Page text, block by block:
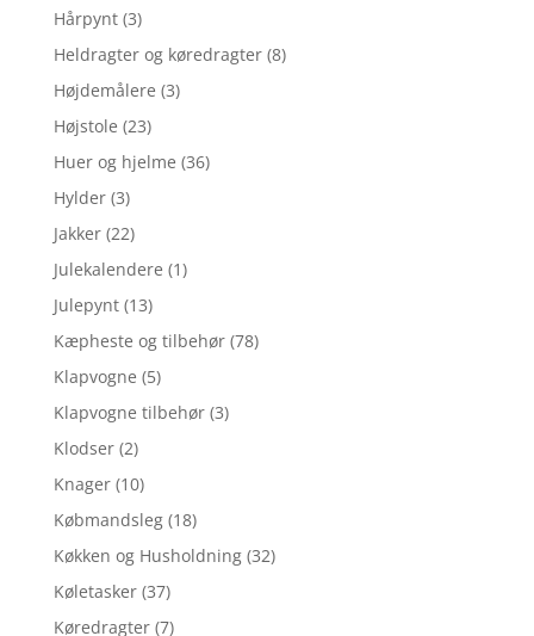
Hårpynt (3)
Heldragter og køredragter (8)
Højdemålere (3)
Højstole (23)
Huer og hjelme (36)
Hylder (3)
Jakker (22)
Julekalendere (1)
Julepynt (13)
Kæpheste og tilbehør (78)
Klapvogne (5)
Klapvogne tilbehør (3)
Klodser (2)
Knager (10)
Købmandsleg (18)
Køkken og Husholdning (32)
Køletasker (37)
Køredragter (7)